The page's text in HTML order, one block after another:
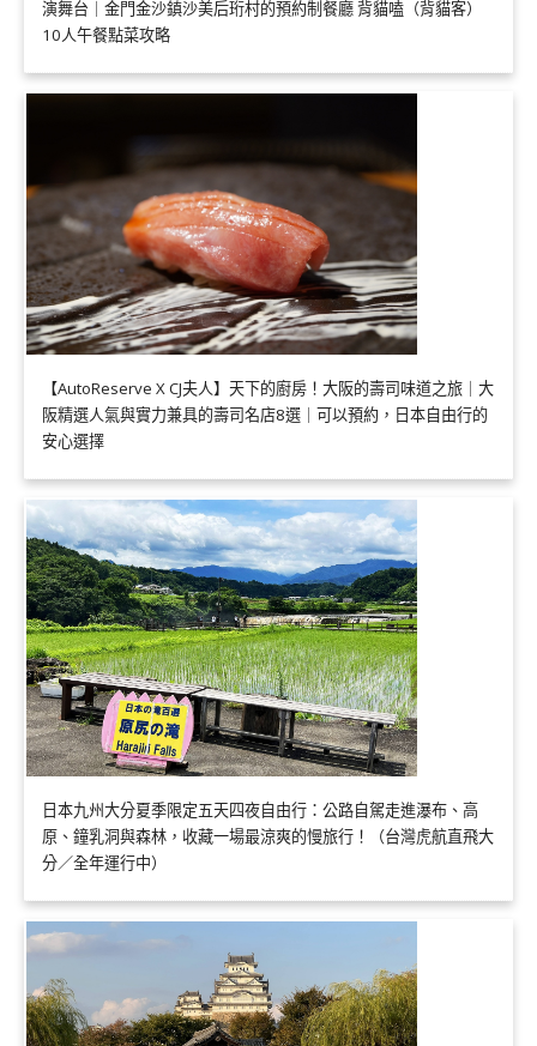
演舞台｜金門金沙鎮沙美后珩村的預約制餐廳 背貓嗑（背貓客）
10人午餐點菜攻略
【AutoReserve X CJ夫人】天下的廚房！大阪的壽司味道之旅｜大
阪精選人氣與實力兼具的壽司名店8選｜可以預約，日本自由行的
安心選擇
日本九州大分夏季限定五天四夜自由行：公路自駕走進瀑布、高
原、鐘乳洞與森林，收藏一場最涼爽的慢旅行！（台灣虎航直飛大
分／全年運行中）